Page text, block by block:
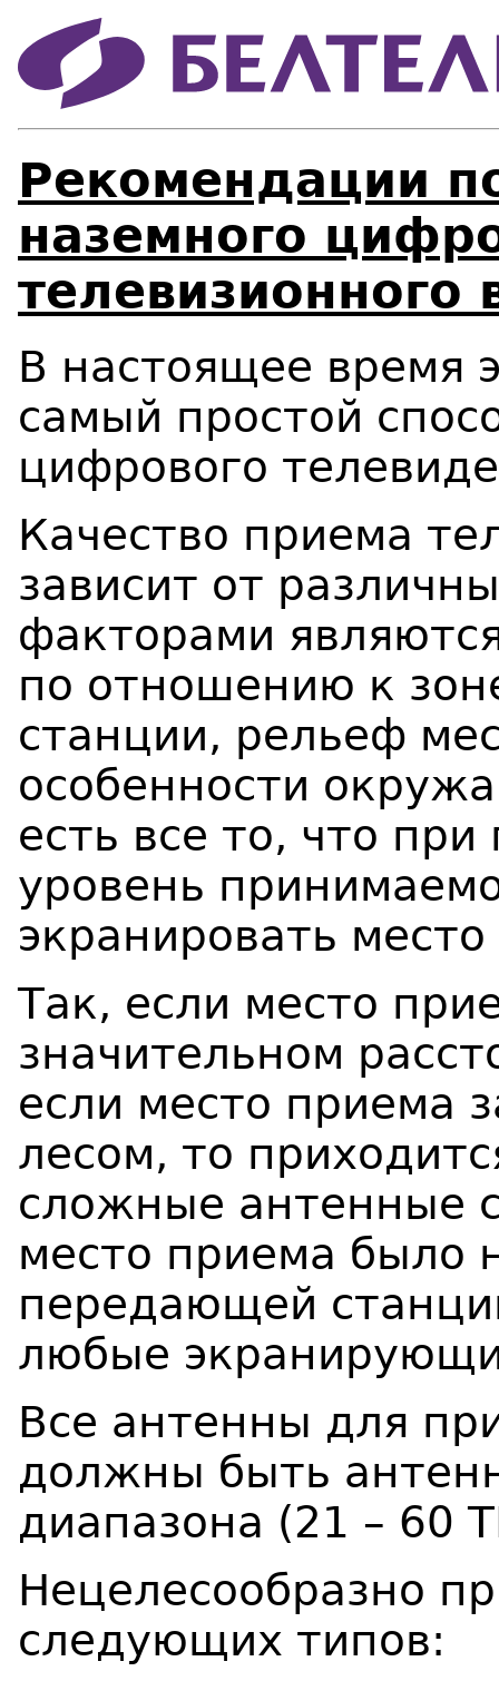
Рекомендации
наземного
телевизионного
В настоящее время
самый простой
цифрового
Качество приема
зависит от
факторами
по отношению к
станции, рельеф
особенности
есть все то, что
уровень
экранировать
Так, если место
значительном
если место приема
лесом, то
сложные антенные
место приема было
передающей
любые
Все антенны для
должны быть
диапазона (21 – 60
Нецелесообразно
следующих типов: